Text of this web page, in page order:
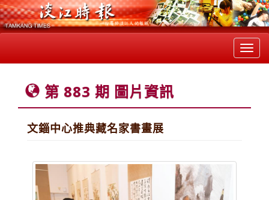
第 883 期 圖片資訊
文錙中心推典藏名家書畫展